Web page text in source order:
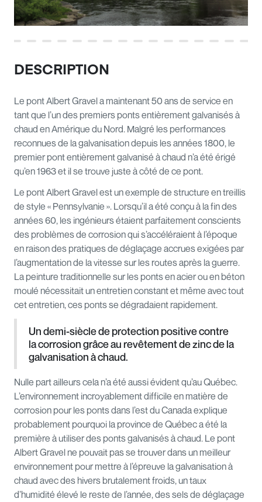
DESCRIPTION
Le pont Albert Gravel a maintenant 50 ans de service en
tant que l’un des premiers ponts entièrement galvanisés à
chaud en Amérique du Nord. Malgré les performances
reconnues de la galvanisation depuis les années 1800, le
premier pont entièrement galvanisé à chaud n’a été érigé
qu’en 1963 et il se trouve juste à côté de ce pont.
Le pont Albert Gravel est un exemple de structure en treillis
de style « Pennsylvanie ». Lorsqu’il a été conçu à la fin des
années 60, les ingénieurs étaient parfaitement conscients
des problèmes de corrosion qui s’accéléraient à l’époque
en raison des pratiques de déglaçage accrues exigées par
l’augmentation de la vitesse sur les routes après la guerre.
La peinture traditionnelle sur les ponts en acier ou en béton
moulé nécessitait un entretien constant et même avec tout
cet entretien, ces ponts se dégradaient rapidement.
Un demi-siècle de protection positive contre
la corrosion grâce au revêtement de zinc de la
galvanisation à chaud.
Nulle part ailleurs cela n’a été aussi évident qu’au Québec.
L’environnement incroyablement difficile en matière de
corrosion pour les ponts dans l’est du Canada explique
probablement pourquoi la province de Québec a été la
première à utiliser des ponts galvanisés à chaud. Le pont
Albert Gravel ne pouvait pas se trouver dans un meilleur
environnement pour mettre à l’épreuve la galvanisation à
chaud avec des hivers brutalement froids, un taux
d’humidité élevé le reste de l’année, des sels de déglaçage